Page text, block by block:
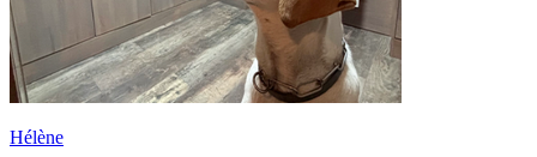
Hélène